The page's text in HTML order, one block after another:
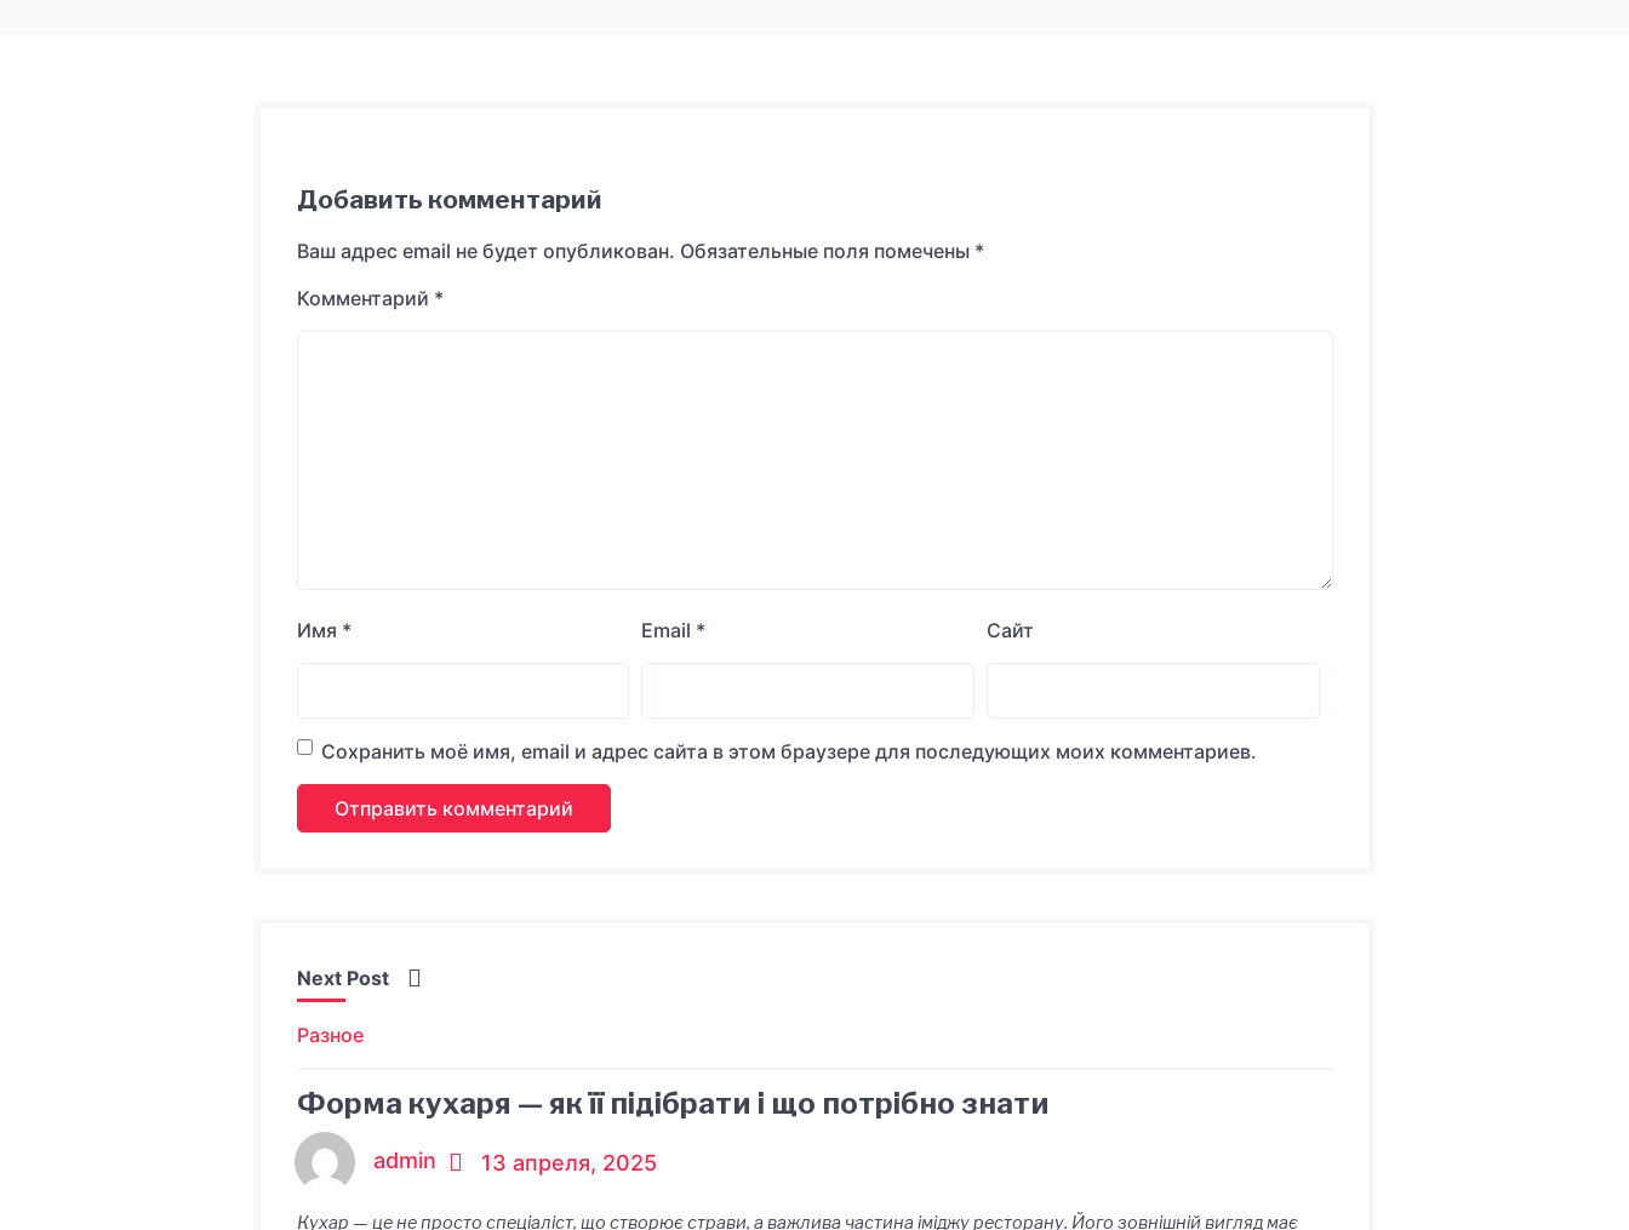
Добавить комментарий
Ваш адрес email не будет опубликован. Обязательные поля помечены *
Комментарий *
Имя * Email * Сайт
Сохранить моё имя, email и адрес сайта в этом браузере для последующих моих комментариев.
Next Post
Разное
Форма кухаря — як її підібрати і що потрібно знати
admin 13 апреля, 2025
Кухар — це не просто спеціаліст, що створює страви, а важлива частина іміджу ресторану. Його зовнішній вигляд має